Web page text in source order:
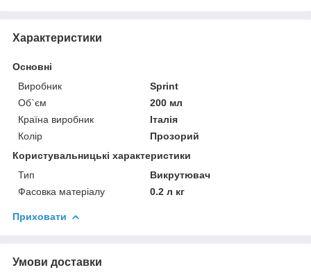
Характеристики
Основні
Виробник
Sprint
Об`єм
200 мл
Країна виробник
Італія
Колір
Прозорий
Користувальницькі характеристики
Тип
Викрутювач
Фасовка матеріалу
0.2 л кг
Приховати
Умови доставки